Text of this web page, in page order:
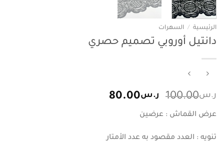
الرئيسية / السهرات
دانتيل أوروبي تصميم حصري
ر.س100.00 السعر
الأصلي
هو:
ر.س100.00.
ر.س80.00
ر.س80.00.
عرض القماش : عرضين
تنويه : العدد مقصود به عدد الأمتار